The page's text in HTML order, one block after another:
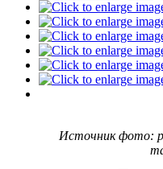
Источник фото: